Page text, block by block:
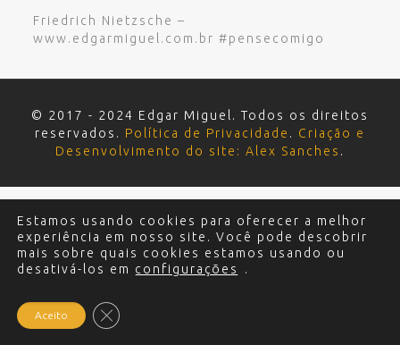
Friedrich Nietzsche –
www.edgarmiguel.com.br #pensecomigo
© 2017 - 2024 Edgar Miguel. Todos os direitos
reservados. Política de Privacidade . Criação e
Desenvolvimento do site: Alex Sanches .
Estamos usando cookies para oferecer a melhor
experiência em nosso site. Você pode descobrir
mais sobre quais cookies estamos usando ou
desativá-los em configurações .
Aceito Close GDPR Cookie Banner